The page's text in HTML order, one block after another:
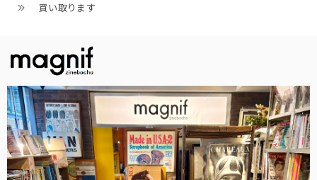
買い取ります